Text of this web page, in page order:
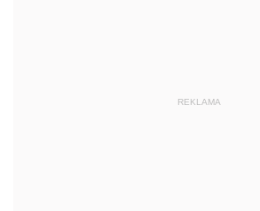
REKLAMA